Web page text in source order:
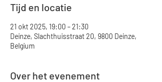
Tijd en locatie
21 okt 2025, 19:00 – 21:30
Deinze, Slachthuisstraat 20, 9800 Deinze,
Belgium
Over het evenement